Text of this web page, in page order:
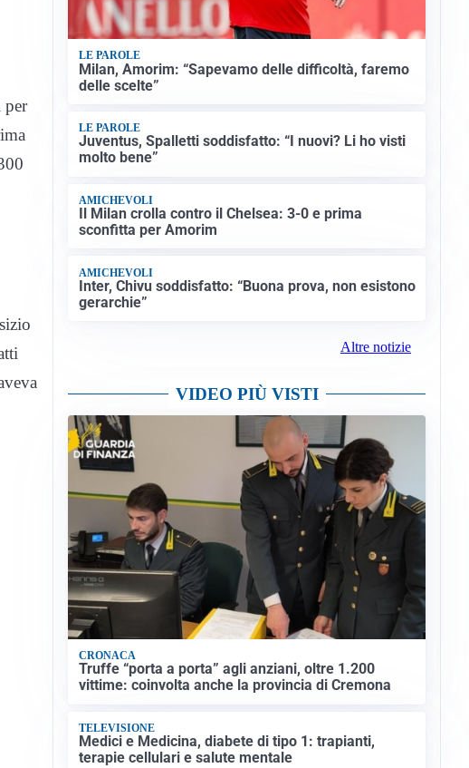
per
LE PAROLE
Milan, Amorim: “Sapevamo delle difficoltà, faremo
delle scelte”
LE PAROLE
Juventus, Spalletti soddisfatto: “I nuovi? Li ho visti
molto bene”
AMICHEVOLI
Il Milan crolla contro il Chelsea: 3-0 e prima
sconfitta per Amorim
AMICHEVOLI
Inter, Chivu soddisfatto: “Buona prova, non esistono
gerarchie”
Altre notizie
VIDEO PIÙ VISTI
CRONACA
Truffe “porta a porta” agli anziani, oltre 1.200
vittime: coinvolta anche la provincia di Cremona
TELEVISIONE
Medici e Medicina, diabete di tipo 1: trapianti,
terapie cellulari e salute mentale